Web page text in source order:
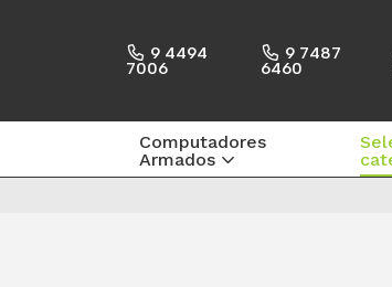
9 4494
7006
9 7487
6460
Computadores
Armados